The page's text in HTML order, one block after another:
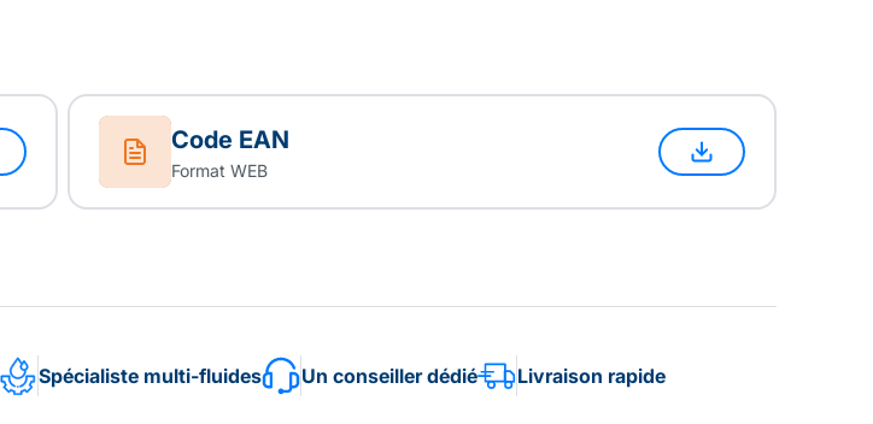
Code EAN
Format WEB
Spécialiste multi-fluides Un conseiller dédié Livraison rapide